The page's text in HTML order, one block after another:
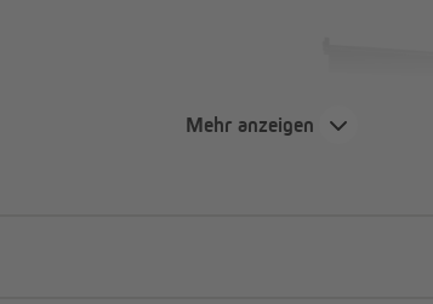
Der Stoffzuschnitt per
mm Fensterflügelstärke).
Mehr anzeigen